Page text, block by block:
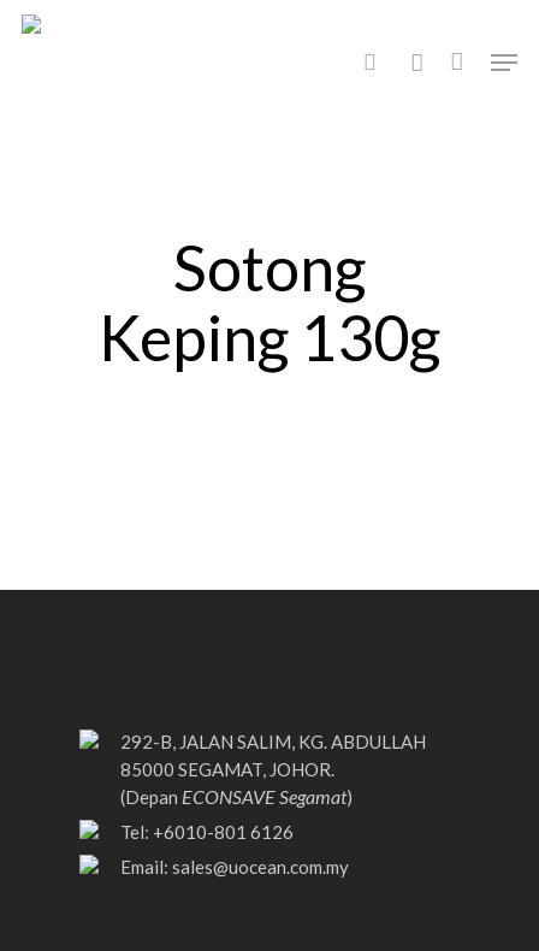
Sotong
Keping 130g
292-B, JALAN SALIM, KG. ABDULLAH
85000 SEGAMAT, JOHOR.
(Depan ECONSAVE Segamat)
Tel: +6010-801 6126
Email: sales@uocean.com.my